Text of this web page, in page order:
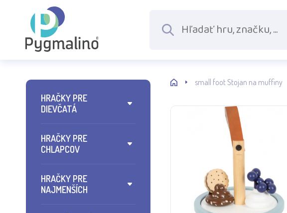
HRAČKY PRE
DIEVČATÁ
HRAČKY PRE
CHLAPCOV
HRAČKY PRE
NAJMENŠÍCH
small foot Stojan na muffiny